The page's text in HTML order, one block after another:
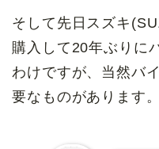
そして先日スズキ
購入して20年ぶりに
わけですが、当然バ
要なものがあります。